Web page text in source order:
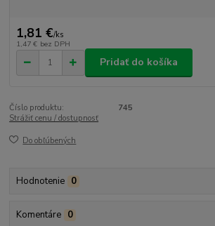
1,81 €/ks
1,47 € bez DPH
Pridať do košíka
Číslo produktu:
745
Strážiť cenu / dostupnosť
Do obľúbených
Hodnotenie 0
Komentáre 0